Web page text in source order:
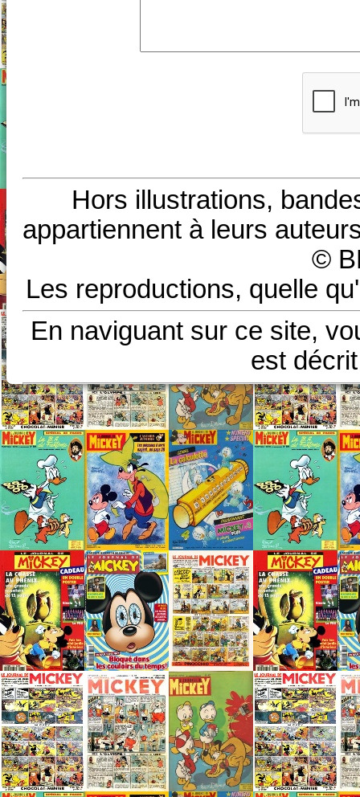
Hors illustrations,
appartiennent à leurs
©
Les reproductions, quelle
En naviguant sur ce site,
est